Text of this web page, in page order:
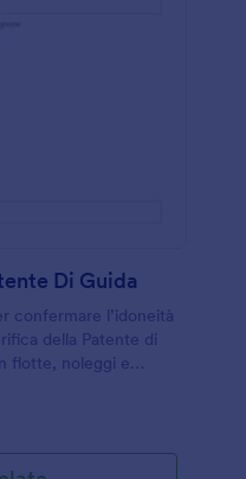
Di Guida
confermare l’idoneità
della Patente di
flotte, noleggi e